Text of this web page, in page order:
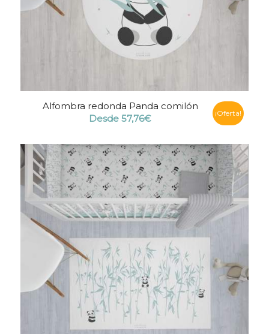
Alfombra redonda Panda comilón
Desde 57,76€ ¡Oferta!